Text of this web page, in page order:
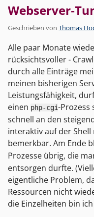
Webserver-
Geschrieben von Thomas
Alle paar Monate
rücksichtsvoller -
durch alle Einträge
meinen bisherigen
Leistungsfähigkeit,
einen php-cgi-Prozess
schnell an den
interaktiv auf der
bemerkbar. Am Ende
Prozesse übrig, die
entsorgen durfte.
eigentliche Problem,
Ressourcen nicht
die Einzelheiten bin